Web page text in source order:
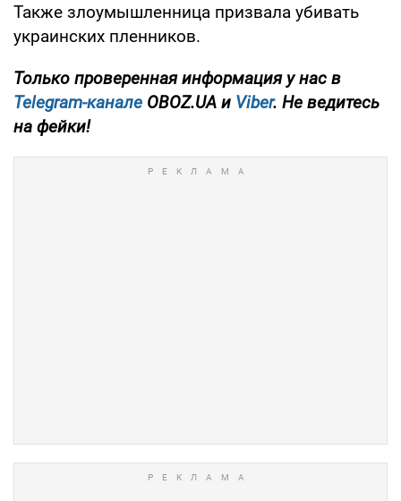
Также злоумышленница призвала убивать
украинских пленников.
Только проверенная информация у нас в
Telegram-канале OBOZ.UA и Viber. Не ведитесь
на фейки!